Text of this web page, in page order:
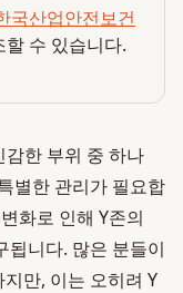
국산업안전보건
수 있습니다.
감한 부위 중 하나
별한 관리가 필요합
화로 인해 Y존의
됩니다. 많은 분들이
만, 이는 오히려 Y